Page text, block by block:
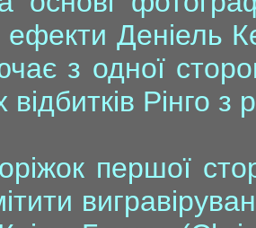
ефекти Деніель
з одної
відбитків Рінго з
першої